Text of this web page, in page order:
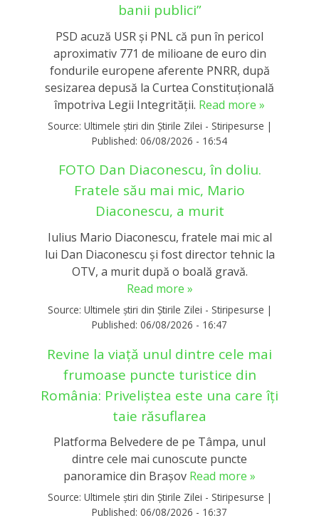
banii publici”
PSD acuză USR și PNL că pun în pericol
aproximativ 771 de milioane de euro din
fondurile europene aferente PNRR, după
sesizarea depusă la Curtea Constituțională
împotriva Legii Integrității. Read more »
Source: Ultimele știri din Știrile Zilei - Stiripesurse |
Published: 06/08/2026 - 16:54
FOTO Dan Diaconescu, în doliu.
Fratele său mai mic, Mario
Diaconescu, a murit
Iulius Mario Diaconescu, fratele mai mic al
lui Dan Diaconescu și fost director tehnic la
OTV, a murit după o boală gravă.
Read more »
Source: Ultimele știri din Știrile Zilei - Stiripesurse |
Published: 06/08/2026 - 16:47
Revine la viață unul dintre cele mai
frumoase puncte turistice din
România: Priveliștea este una care îți
taie răsuflarea
Platforma Belvedere de pe Tâmpa, unul
dintre cele mai cunoscute puncte
panoramice din Brașov Read more »
Source: Ultimele știri din Știrile Zilei - Stiripesurse |
Published: 06/08/2026 - 16:37